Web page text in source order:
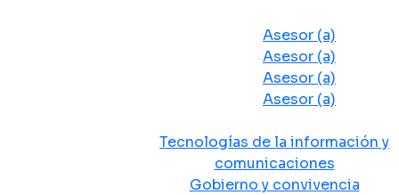
Asesor (a)
Asesor (a)
Asesor (a)
Asesor (a)
Tecnologías de la información y
comunicaciones
Gobierno y convivencia